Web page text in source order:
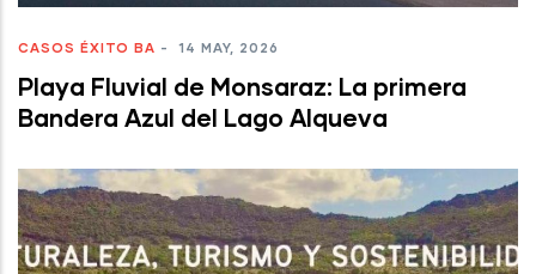
CASOS ÉXITO BA - 14 MAY, 2026
Playa Fluvial de Monsaraz: La primera
Bandera Azul del Lago Alqueva